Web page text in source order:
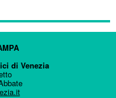
di Venezia